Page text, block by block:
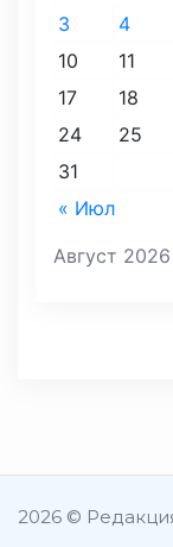
Август 2026
« Июл
3
4
10
11
17
18
24
25
31
2026 ©